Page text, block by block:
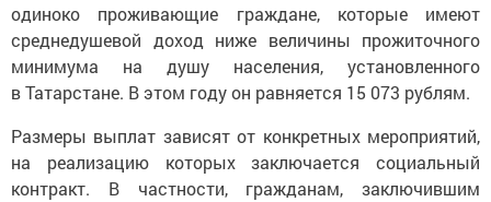
одиноко проживающие граждане, которые имеют
среднедушевой доход ниже величины прожиточного
минимума на душу населения, установленного
в Татарстане. В этом году он равняется 15 073 рублям.
Размеры выплат зависят от конкретных мероприятий,
на реализацию которых заключается социальный
контракт. В частности, гражданам, заключившим